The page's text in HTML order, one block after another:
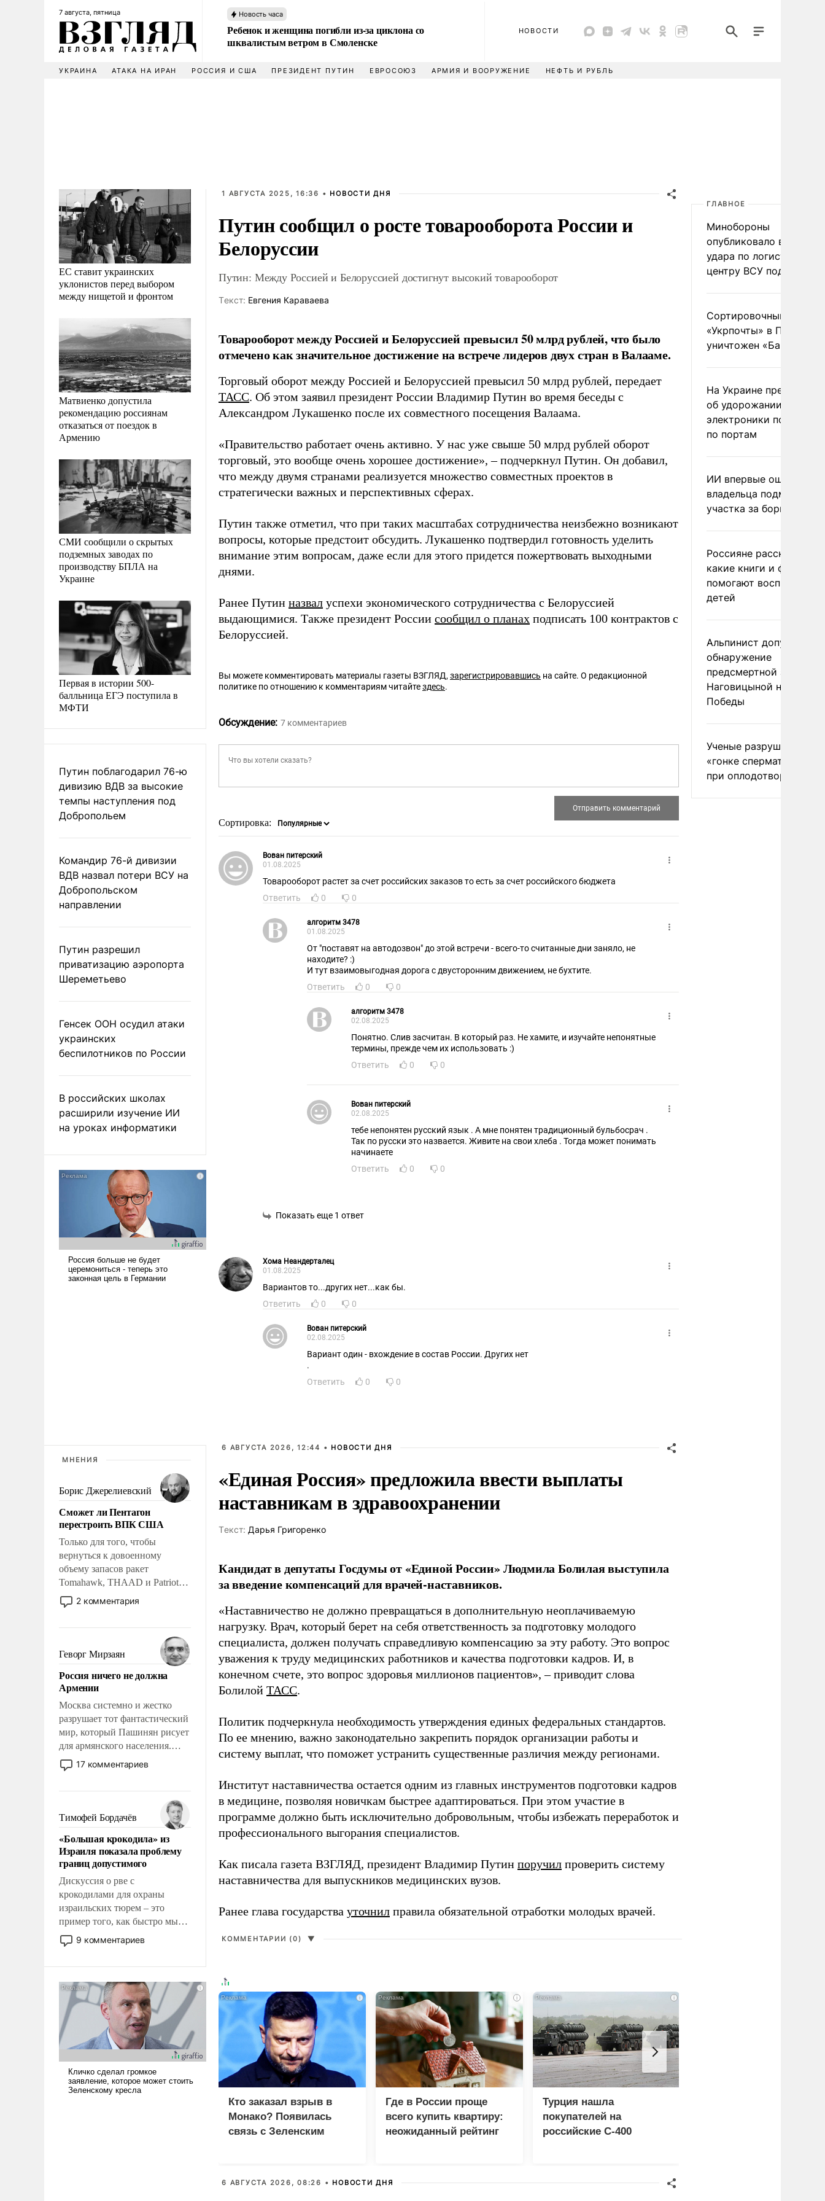
7 августа, пятница Новость часа
Ребенок и женщина погибли из-за циклона со
шквалистым ветром в Смоленске
НОВОСТИ
УКРАИНА АТАКА НА ИРАН РОССИЯ И США ПРЕЗИДЕНТ ПУТИН ЕВРОСОЮЗ АРМИЯ И ВООРУЖЕНИЕ НЕФТЬ И РУБЛЬ
ЕС ставит украинских
уклонистов перед выбором
между нищетой и фронтом
Матвиенко допустила
рекомендацию россиянам
отказаться от поездок в
Армению
СМИ сообщили о скрытых
подземных заводах по
производству БПЛА на
Украине
Первая в истории 500-
балльница ЕГЭ поступила в
МФТИ
Путин поблагодарил 76-ю
дивизию ВДВ за высокие
темпы наступления под
Добропольем
Командир 76-й дивизии
ВДВ назвал потери ВСУ на
Добропольском
направлении
Путин разрешил
приватизацию аэропорта
Шереметьево
Генсек ООН осудил атаки
украинских
беспилотников по России
В российских школах
расширили изучение ИИ
на уроках информатики
МНЕНИЯ
Борис Джерелиевский
Сможет ли Пентагон
перестроить ВПК США
Только для того, чтобы
вернуться к довоенному
объему запасов ракет
Tomahawk, THAAD и Patriot
США потребуется более трех
лет. Даже небольшая война с
Сложившаяся ситуация
означает многолетний период
уязвимости США, например,
перед Китаем.
2 комментария
Геворг Мирзаян
Россия ничего не должна
Армении
Москва системно и жестко
разрушает тот фантастический
мир, который Пашинян рисует
для армянского населения.
Мир, где политические
прожекты будут безусловно
налогоплательщиков и где
Еревану за свои поступки не
нужно отвечать.
17 комментариев
Тимофей Бордачёв
«Большая крокодила» из
Израиля показала проблему
границ допустимого
Дискуссия о рве с
крокодилами для охраны
израильских тюрем – это
пример того, как быстро мы
двигаемся по пути
революционных изменений.
псевдонаучной фантастики,
стало всерьез обсуждаемой
идеей.
9 комментариев
1 АВГУСТА 2025, 16:36 • НОВОСТИ ДНЯ
Путин сообщил о росте товарооборота России и
Белоруссии
Путин: Между Россией и Белоруссией достигнут высокий товарооборот
Tекст: Евгения Караваева
Товарооборот между Россией и Белоруссией превысил 50 млрд рублей, что было
отмечено как значительное достижение на встрече лидеров двух стран в Валааме.
Торговый оборот между Россией и Белоруссией превысил 50 млрд рублей, передает
ТАСС. Об этом заявил президент России Владимир Путин во время беседы с
Александром Лукашенко после их совместного посещения Валаама.
«Правительство работает очень активно. У нас уже свыше 50 млрд рублей оборот
торговый, это вообще очень хорошее достижение», – подчеркнул Путин. Он добавил,
что между двумя странами реализуется множество совместных проектов в
стратегически важных и перспективных сферах.
Путин также отметил, что при таких масштабах сотрудничества неизбежно возникают
вопросы, которые предстоит обсудить. Лукашенко подтвердил готовность уделить
внимание этим вопросам, даже если для этого придется пожертвовать выходными
днями.
Ранее Путин назвал успехи экономического сотрудничества с Белоруссией
выдающимися. Также президент России сообщил о планах подписать 100 контрактов с
Белоруссией.
Вы можете комментировать материалы газеты ВЗГЛЯД, зарегистрировавшись на сайте. О редакционной
политике по отношению к комментариям читайтездесь.
Обсуждение: 7 комментариев
Сортировка:
Вован питерский
01.08.2025
Товарооборот растет за счет российских заказов то есть за счет российского бюджета
Ответить
0 0
алгоритм 3478
01.08.2025
От "поставят на автодозвон" до этой встречи - всего-то считанные дни заняло, не
находите? :)
И тут взаимовыгодная дорога с двусторонним движением, не бухтите.
Ответить
0 0
алгоритм 3478
02.08.2025
Понятно. Слив засчитан. В который раз. Не хамите, и изучайте непонятные
термины, прежде чем их использовать :)
Ответить
0 0
Вован питерский
02.08.2025
тебе непонятен русский язык . А мне понятен традиционный бульбосрач .
Так по русски это назвается. Живите на свои хлеба . Тогда может понимать
начинаете
Ответить
0 0
Показать еще 1 ответ
Хома Неандерталец
01.08.2025
Вариантов то...других нет...как бы.
Ответить
0 0
Вован питерский
02.08.2025
Вариант один - вхождение в состав России. Других нет
.
Ответить
0 0
6 АВГУСТА 2026, 12:44 • НОВОСТИ ДНЯ
«Единая Россия» предложила ввести выплаты
наставникам в здравоохранении
Tекст: Дарья Григоренко
Кандидат в депутаты Госдумы от «Единой России» Людмила Болилая выступила
за введение компенсаций для врачей-наставников.
«Наставничество не должно превращаться в дополнительную неоплачиваемую
нагрузку. Врач, который берет на себя ответственность за подготовку молодого
специалиста, должен получать справедливую компенсацию за эту работу. Это вопрос
уважения к труду медицинских работников и качества подготовки кадров. И, в
конечном счете, это вопрос здоровья миллионов пациентов», – приводит слова
Болилой ТАСС.
Политик подчеркнула необходимость утверждения единых федеральных стандартов.
По ее мнению, важно законодательно закрепить порядок организации работы и
систему выплат, что поможет устранить существенные различия между регионами.
Институт наставничества остается одним из главных инструментов подготовки кадров
в медицине, позволяя новичкам быстрее адаптироваться. При этом участие в
программе должно быть исключительно добровольным, чтобы избежать переработок и
профессионального выгорания специалистов.
Как писала газета ВЗГЛЯД, президент Владимир Путин поручил проверить систему
наставничества для выпускников медицинских вузов.
Ранее глава государства уточнил правила обязательной отработки молодых врачей.
КОММЕНТАРИИ (0) ▼
i
Кто заказал взрыв в
Монако? Появилась
связь с Зеленским
i
Где в России проще
всего купить квартиру:
неожиданный рейтинг
i
Турция нашла
покупателей на
российские C-400
6 АВГУСТА 2026, 08:26 • НОВОСТИ ДНЯ
ГЛАВНОЕ
Минобороны
опубликовало видео
удара по
центру ВСУ под Киевом
Сортировочный пункт
«Укрпочты» в
уничтожен
На Украине
об удорожании
электроники после
по портам
ИИ впервые
владельца
участка за борщевик
Россияне рассказали,
какие книги и фильмы
помогают воспитывать
детей
Альпинист допустил
обнаружение
предсмертной записки
Наговицыной на пике
Победы
Ученые разрушили миф
«гонке
при оплодотворении